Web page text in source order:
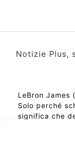
Notizie Plus,
LeBron James
Solo perché
significa che